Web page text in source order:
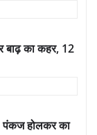
बाढ़ का कहर, 12
पंकज होलकर का